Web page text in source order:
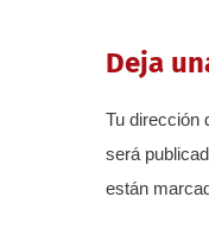
Deja
Tu dirección
será
están